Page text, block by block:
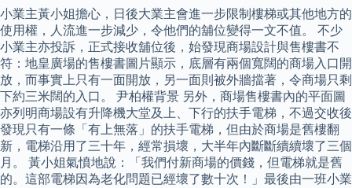
小業主黃小姐擔心，日後大業主會進一步限制樓梯或其他地方的
使用權，人流進一步減少，令他們的舖位變得一文不值。 不少
小業主亦投訴，正式接收舖位後，始發現商場設計與售樓書不
符：地皇廣場的售樓書圖片顯示，底層有兩個寬闊的商場入口開
放，而事實上只有一面開放，另一面則被外牆擋著，令商場只剩
下約三米闊的入口。 尹柏權背景 另外，商場售樓書內的平面圖
亦列明商場設有升降機大堂及上、下行的扶手電梯，不過交收後
發現只有一條「有上無落」的扶手電梯，但由於商場是舊樓翻
新，電梯沿用了三十年，經常損壞，大半年內斷斷續續壞了三個
月。 黃小姐氣憤地說：「我們付新商場的價錢，但電梯就是舊
的。這部電梯因為老化問題已經壞了數十次！」最後由一班小業